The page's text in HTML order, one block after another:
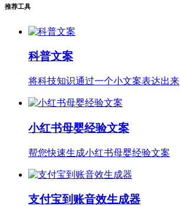
推荐工具
科普文案
将科技知识通过一个小文案表达出来
小红书母婴经验文案
帮您快速生成小红书母婴经验文案
支付宝到账音效生成器